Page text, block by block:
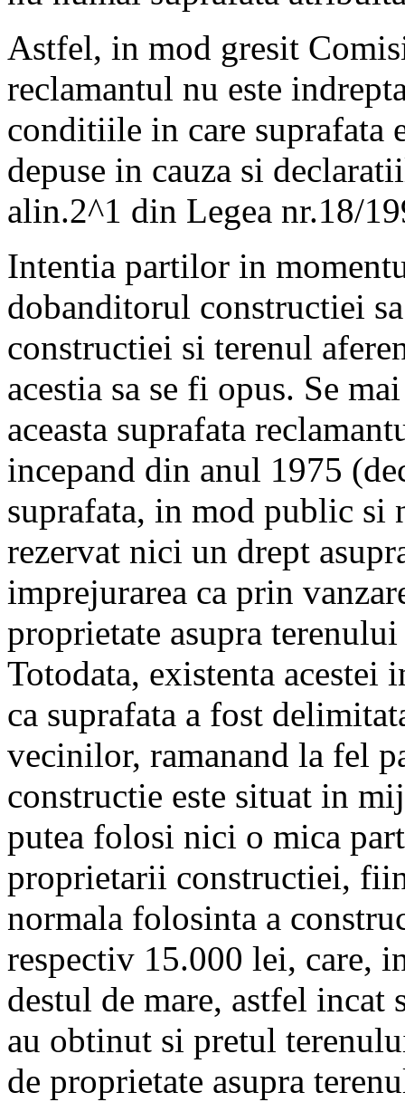
Astfel, in mod gresit
reclamantul nu este
conditiile in care suprafata
depuse in cauza si
alin.2^1 din Legea nr.18/
Intentia partilor in
dobanditorul constructiei
constructiei si terenul
acestia sa se fi opus. Se
aceasta suprafata
incepand din anul 1975
suprafata, in mod public si
rezervat nici un drept
imprejurarea ca prin
proprietate asupra
Totodata, existenta acestei
ca suprafata a fost
vecinilor, ramanand la fel
constructie este situat in
putea folosi nici o mica
proprietarii constructiei,
normala folosinta a
respectiv 15.000 lei, care,
destul de mare, astfel incat
au obtinut si pretul
de proprietate asupra